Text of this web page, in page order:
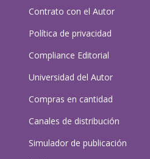
Contrato con el Autor
Política de privacidad
Compliance Editorial
Universidad del Autor
Compras en cantidad
Canales de distribución
Simulador de publicación